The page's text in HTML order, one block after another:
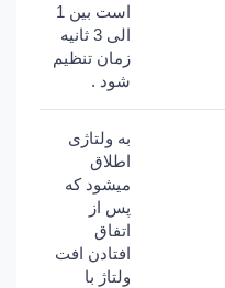
است بین 1
الی 3 ثانیه
زمان تنظیم
شود .
به ولتاژی
اطلاق
میشود که
پس از
اتفاق
افتادن افت
ولتاژ با